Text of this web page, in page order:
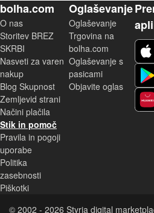
bolha.com
O nas
Storitev BREZ
SKRBI
Nasveti za varen
nakup
Blog Skupnost
Zemljevid strani
Načini plačila
Stik in pomoč
Pravila in pogoji
uporabe
Politika
zasebnosti
Piškotki
Oglaševanje
Oglaševanje
Trgovina na
bolha.com
Oglaševanje s
pasicami
Objavite oglas
© 2002 - 2026 Styria digital